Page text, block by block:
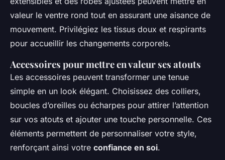
valeur le ventre rond tout en assurant une aisance de
mouvement. Privilégiez les tissus doux et respirants
pour accueillir les changements corporels.
Accessoires pour mettre en valeur ses atouts
Les accessoires peuvent transformer une tenue
simple en un look élégant. Choisissez des colliers,
boucles d’oreilles ou écharpes pour attirer l’attention
sur vos atouts et ajouter une touche personnelle. Ces
éléments permettent de personnaliser votre style,
renforçant ainsi votre confiance en soi.